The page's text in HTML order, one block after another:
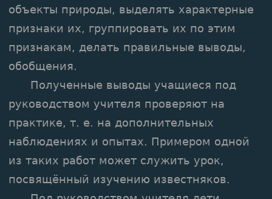
объекты природы, выделять характерные
признаки их, группировать их по этим
признакам, делать правильные выводы,
обобщения.
Полученные выводы учащиеся под
руководством учителя проверяют на
практике, т. е. на дополнительных
наблюдениях и опытах. Примером одной
из таких работ может служить урок,
посвящённый изучению известняков.